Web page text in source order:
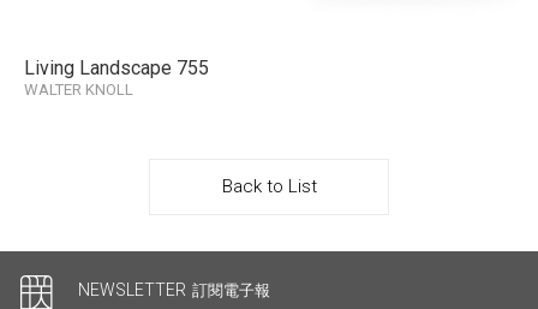
Living Landscape 755
WALTER KNOLL
Back to List
NEWSLETTER 訂閱電子報